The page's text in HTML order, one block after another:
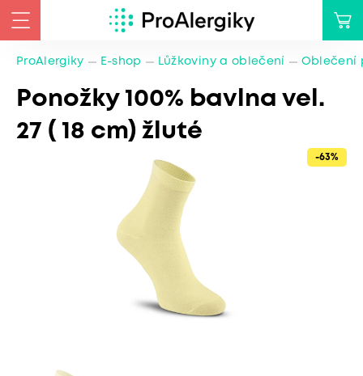
ProAlergiky E-shop Lůžkoviny a oblečení Oblečení
Ponožky 100% bavlna vel.
27 ( 18 cm) žluté
-63%